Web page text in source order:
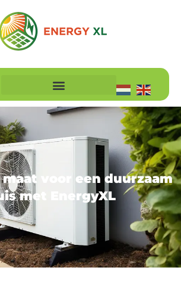
voor een duurzaam
met EnergyXL